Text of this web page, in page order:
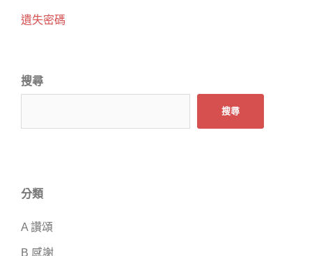
遺失密碼
搜尋
搜尋
分類
A 讚頌
B 感謝